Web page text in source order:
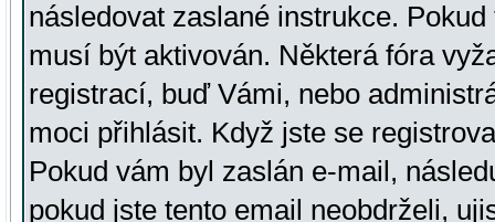
následovat zaslané instrukce.
musí být aktivován. Některá fóra
registrací, buď Vámi, nebo
moci přihlásit. Když jste se
Pokud vám byl zaslán e-mail,
pokud jste tento email neobdrželi,